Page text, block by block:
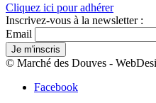
Cliquez ici pour adhérer
Inscrivez-vous à la newsletter :
Email
© Marché des Douves -
Facebook